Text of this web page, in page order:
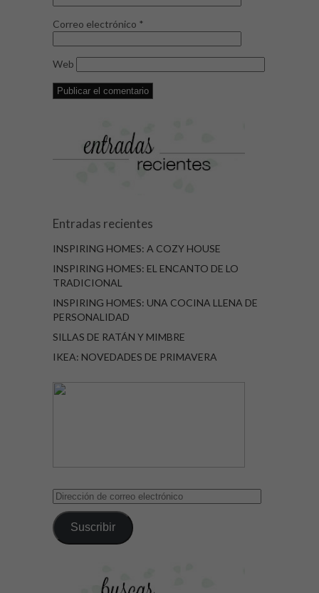
Correo electrónico *
Web
Entradas recientes
INSPIRING HOMES: A COZY HOUSE
INSPIRING HOMES: EL ENCANTO DE LO
TRADICIONAL
INSPIRING HOMES: UNA COCINA LLENA DE
PERSONALIDAD
SILLAS DE RATÁN Y MIMBRE
IKEA: NOVEDADES DE PRIMAVERA
Dirección
correo
electrónico
Suscribir